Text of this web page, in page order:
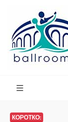
КОРОТКО: